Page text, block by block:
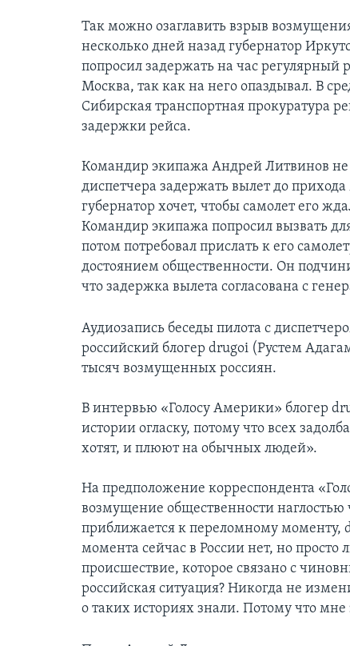
Так можно озаглавить взрыв
несколько дней назад губернатор
попросил задержать на час регулярный
Москва, так как на него опаздывал. В
Сибирская транспортная прокуратура
задержки рейса.
Командир экипажа Андрей Литвинов не
диспетчера задержать вылет до
губернатор хочет, чтобы самолет его
Командир экипажа попросил вызвать для
потом потребовал прислать к его
достоянием общественности. Он
что задержка вылета согласована с
Аудиозапись беседы пилота с
российский блогер drugoi (Рустем
тысяч возмущенных россиян.
В интервью «Голосу Америки» блогер
истории огласку, потому что всех
хотят, и плюют на обычных людей».
На предположение корреспондента
возмущение общественности
приближается к переломному моменту,
момента сейчас в России нет, но
происшествие, которое связано с
российская ситуация? Никогда не
о таких историях знали. Потому что мне